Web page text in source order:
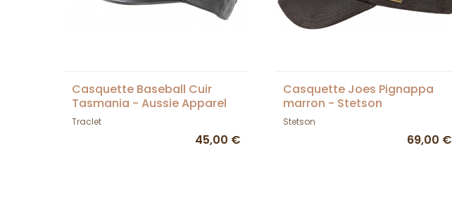
Casquette Baseball Cuir
Tasmania - Aussie Apparel
Traclet
45,00 €
Casquette Joes Pignappa
marron - Stetson
Stetson
69,00 €